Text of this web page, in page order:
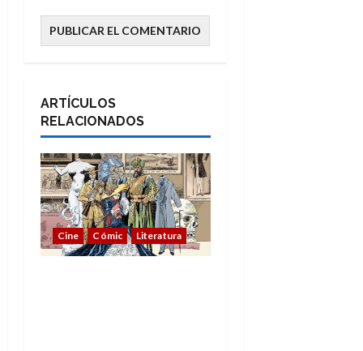
ARTÍCULOS
RELACIONADOS
Cine Cómic Literatura